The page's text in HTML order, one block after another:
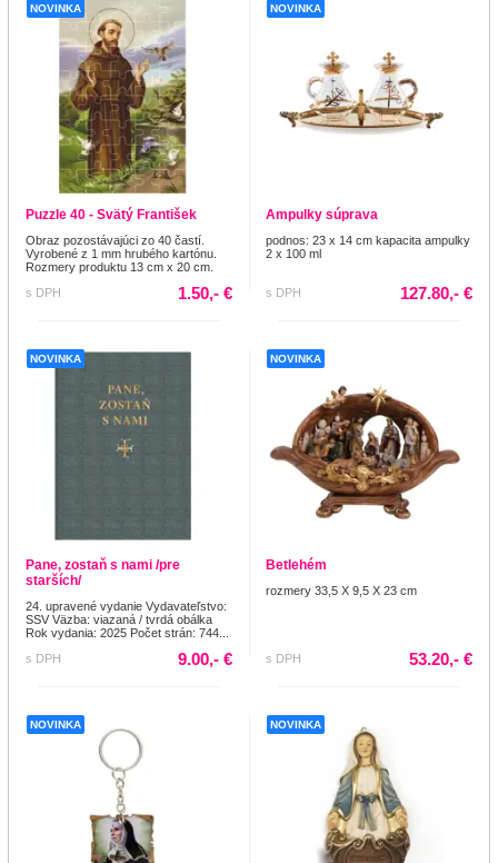
NOVINKA
Puzzle 40 - Svätý František
Obraz pozostávajúci zo 40 častí.
Vyrobené z 1 mm hrubého kartónu.
Rozmery produktu 13 cm x 20 cm.
s DPH
1.50,- €
NOVINKA
Ampulky súprava
podnos: 23 x 14 cm kapacita ampulky
2 x 100 ml
s DPH 127.80,- €
NOVINKA
Pane, zostaň s nami /pre
starších/
24. upravené vydanie Vydavateľstvo:
SSV Väzba: viazaná / tvrdá obálka
Rok vydania: 2025 Počet strán: 744...
s DPH
9.00,- €
NOVINKA
Betlehém
rozmery 33,5 X 9,5 X 23 cm
s DPH 53.20,- €
NOVINKA NOVINKA